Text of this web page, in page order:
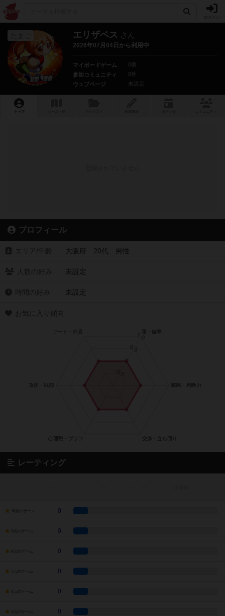
エリザベス さん
2026年07月04日から利用中
マイボードゲーム
0個
参加コミュニティ
0件
ウェブページ
未設定
トップ
プロフィール
大阪府 20代 男性
未設定
未設定
レーティング
10点のゲーム 0
9点のゲーム 0
8点のゲーム 0
7点のゲーム 0
6点のゲーム 0
5点のゲーム 0